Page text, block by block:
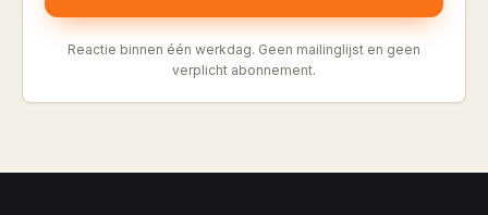
Reactie binnen één werkdag. Geen mailinglijst en geen
verplicht abonnement.